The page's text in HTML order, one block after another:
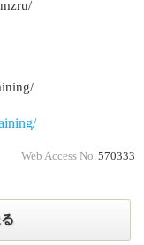
Web Access No. 570333